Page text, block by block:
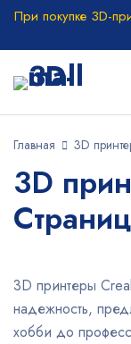
При покупке 3D-
Главная 3D
3D
3D принтеры
надежность,
хобби до